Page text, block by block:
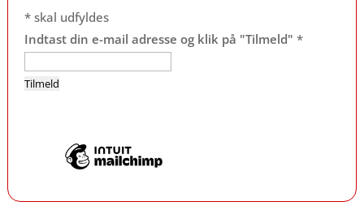
*skal udfyldes
Indtast din e-mail adresse og klik på "Tilmeld" *